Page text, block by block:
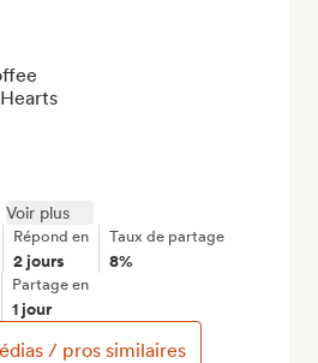
Voir plus
Répond en
2 jours
Taux de partage
8%
Partage en
1 jour
/ pros similaires